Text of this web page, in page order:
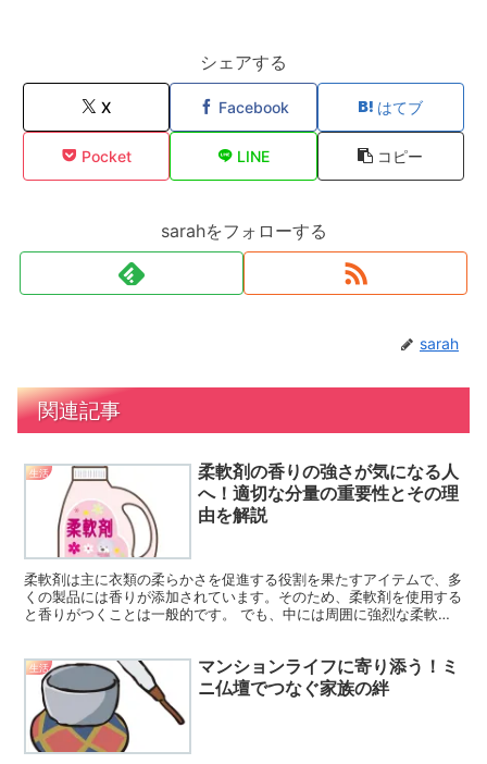
シェアする
X Facebook はてブ
Pocket LINE コピー
sarahをフォローする
sarah
関連記事
生活
柔軟剤の香りの強さが気になる人
へ！適切な分量の重要性とその理
由を解説
柔軟剤は主に衣類の柔らかさを促進する役割を果たすアイテムで、多
くの製品には香りが添加されています。そのため、柔軟剤を使用する
と香りがつくことは一般的です。 でも、中には周囲に強烈な柔軟剤
生活
マンションライフに寄り添う！ミ
ニ仏壇でつなぐ家族の絆